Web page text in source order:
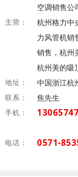
空调销售公
主营：
杭州格力中
力风管机销
销售，杭州
杭州美的吸
地址： 中国浙江杭
联系： 焦先生
手机：
电话： 0571-